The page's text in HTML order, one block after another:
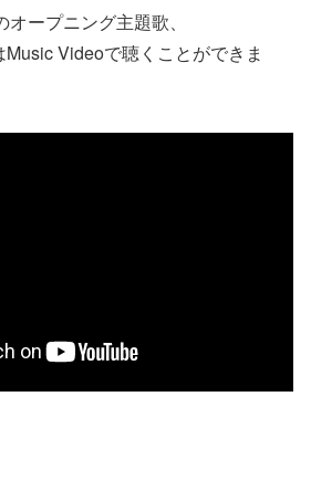
オープニング主題歌、
Videoで聴くことができま